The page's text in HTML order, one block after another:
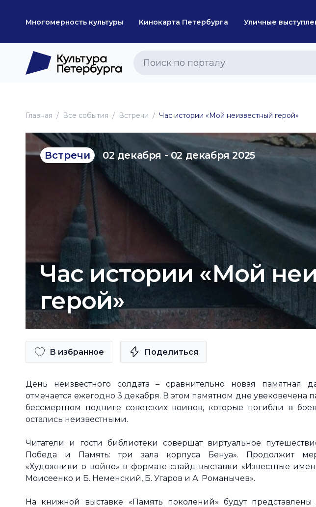
Многомерность культуры Кинокарта Петербурга Уличные
Главная Все события Встречи Час истории «Мой неизвестный герой»
Встречи 02 декабря - 02 декабря 2025
Час истории «Мой
герой»
В избранное Поделиться
День неизвестного солдата – сравнительно новая памятная
отмечается ежегодно 3 декабря. В этом памятном дне увековечена
бессмертном подвиге советских воинов, которые погибли в
остались неизвестными.
Читатели и гости библиотеки совершат виртуальное
Победа и Память: три зала корпуса Бенуа». Продолжит
«Художники о войне» в формате слайд-выставки «Известные
Моисеенко и Б. Неменский, Б. Угаров и А. Романычев».
На книжной выставке «Память поколений» будут